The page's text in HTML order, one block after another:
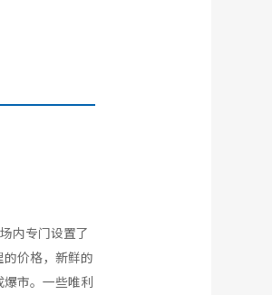
内专门设置了
价格，新鲜的
市。一些唯利